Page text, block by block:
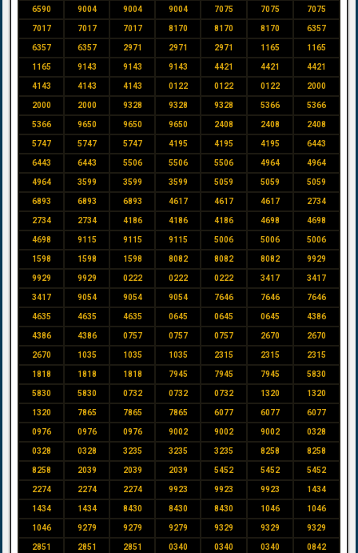
6590 9004 9004 9004 7075 7075 7075
7017 7017 7017 8170 8170 8170 6357
6357 6357 2971 2971 2971 1165 1165
1165 9143 9143 9143 4421 4421 4421
4143 4143 4143 0122 0122 0122 2000
2000 2000 9328 9328 9328 5366 5366
5366 9650 9650 9650 2408 2408 2408
5747 5747 5747 4195 4195 4195 6443
6443 6443 5506 5506 5506 4964 4964
4964 3599 3599 3599 5059 5059 5059
6893 6893 6893 4617 4617 4617 2734
2734 2734 4186 4186 4186 4698 4698
4698 9115 9115 9115 5006 5006 5006
1598 1598 1598 8082 8082 8082 9929
9929 9929 0222 0222 0222 3417 3417
3417 9054 9054 9054 7646 7646 7646
4635 4635 4635 0645 0645 0645 4386
4386 4386 0757 0757 0757 2670 2670
2670 1035 1035 1035 2315 2315 2315
1818 1818 1818 7945 7945 7945 5830
5830 5830 0732 0732 0732 1320 1320
1320 7865 7865 7865 6077 6077 6077
0976 0976 0976 9002 9002 9002 0328
0328 0328 3235 3235 3235 8258 8258
8258 2039 2039 2039 5452 5452 5452
2274 2274 2274 9923 9923 9923 1434
1434 1434 8430 8430 8430 1046 1046
1046 9279 9279 9279 9329 9329 9329
2851 2851 2851 0340 0340 0340 0842